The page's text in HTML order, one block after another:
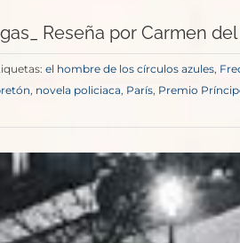
Reseña por Carmen del
el hombre de los círculos azules,
, novela policiaca, París, Premio